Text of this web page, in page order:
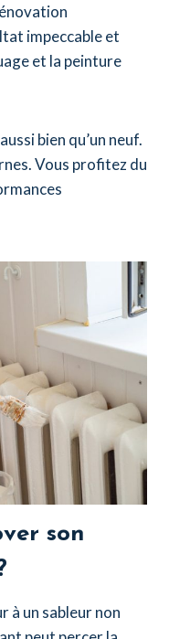
impeccable et
et la peinture
bien qu’un neuf.
Vous profitez du
son
à un sableur non